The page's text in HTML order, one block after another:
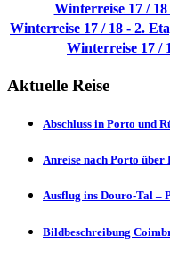
Winterreise 17 /
Winterreise 17 / 18 - 2.
Winterreise 17 /
Aktuelle Reise
Abschluss in Porto und
Anreise nach Porto
Ausflug ins Douro-Tal –
Bildbeschreibung